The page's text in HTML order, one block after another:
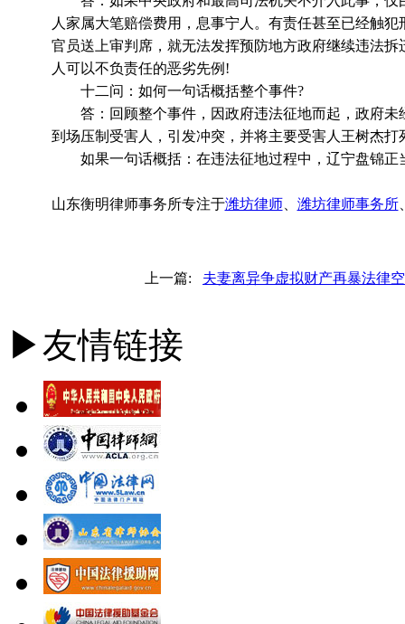
人家属大笔赔偿费用，息事宁人。有责任甚至已经触
官员送上审判席，就无法发挥预防地方政府继续违法
人可以不负责任的恶劣先例!
十二问：如何一句话概括整个事件?
答：回顾整个事件，因政府违法征地而起，政府未
到场压制受害人，引发冲突，并将主要受害人王树杰打
如果一句话概括：在违法征地过程中，辽宁盘锦正
山东衡明律师事务所专注于潍坊律师、 潍坊律师事务所
上一篇: 夫妻离异争虚拟财产再暴法律
▶友情链接